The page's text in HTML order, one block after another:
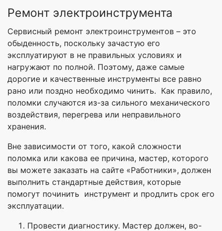
Ремонт электроинструмента
Сервисный ремонт электроинструментов – это
обыденность, поскольку зачастую его
эксплуатируют в не правильных условиях и
нагружают по полной. Поэтому, даже самые
дорогие и качественные инструменты все равно
рано или поздно необходимо чинить. Как правило,
поломки случаются из-за сильного механического
воздействия, перегрева или неправильного
хранения.
Вне зависимости от того, какой сложности
поломка или какова ее причина, мастер, которого
вы можете заказать на сайте «Работники», должен
выполнить стандартные действия, которые
помогут починить инструмент и продлить срок его
эксплуатации.
Провести диагностику. Мастер должен, во-